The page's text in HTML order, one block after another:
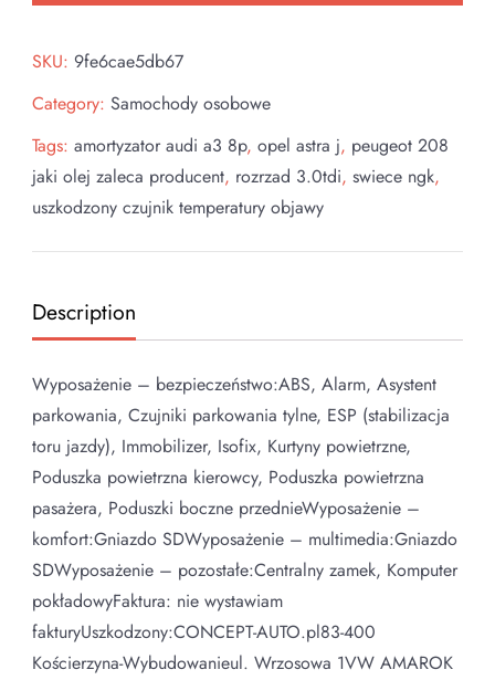
SKU: 9fe6cae5db67
Category: Samochody osobowe
Tags: amortyzator audi a3 8p, opel astra j, peugeot 208
jaki olej zaleca producent, rozrzad 3.0tdi, swiece ngk,
uszkodzony czujnik temperatury objawy
Description
Wyposażenie – bezpieczeństwo:ABS, Alarm, Asystent
parkowania, Czujniki parkowania tylne, ESP (stabilizacja
toru jazdy), Immobilizer, Isofix, Kurtyny powietrzne,
Poduszka powietrzna kierowcy, Poduszka powietrzna
pasażera, Poduszki boczne przednieWyposażenie –
komfort:Gniazdo SDWyposażenie – multimedia:Gniazdo
SDWyposażenie – pozostałe:Centralny zamek, Komputer
pokładowyFaktura: nie wystawiam
fakturyUszkodzony:CONCEPT-AUTO.pl83-400
Kościerzyna-Wybudowanieul. Wrzosowa 1VW AMAROK